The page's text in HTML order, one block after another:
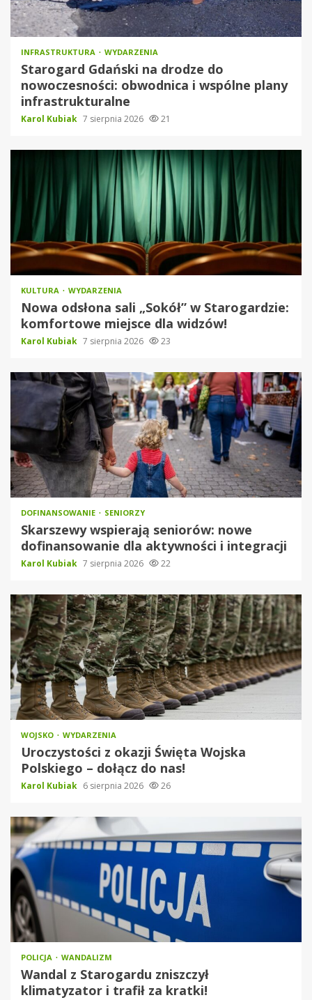
INFRASTRUKTURA WYDARZENIA
Starogard Gdański na drodze do
nowoczesności: obwodnica i wspólne plany
infrastrukturalne
Karol Kubiak 7 sierpnia 2026 21
KULTURA WYDARZENIA
Nowa odsłona sali „Sokół” w Starogardzie:
komfortowe miejsce dla widzów!
Karol Kubiak 7 sierpnia 2026 23
DOFINANSOWANIE SENIORZY
Skarszewy wspierają seniorów: nowe
dofinansowanie dla aktywności i integracji
Karol Kubiak 7 sierpnia 2026 22
WOJSKO WYDARZENIA
Uroczystości z okazji Święta Wojska
Polskiego – dołącz do nas!
Karol Kubiak 6 sierpnia 2026 26
POLICJA WANDALIZM
Wandal z Starogardu zniszczył
klimatyzator i trafił za kratki!